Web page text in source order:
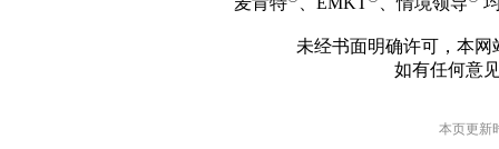
未经书面明确许可，本
如有任何意
本页更新